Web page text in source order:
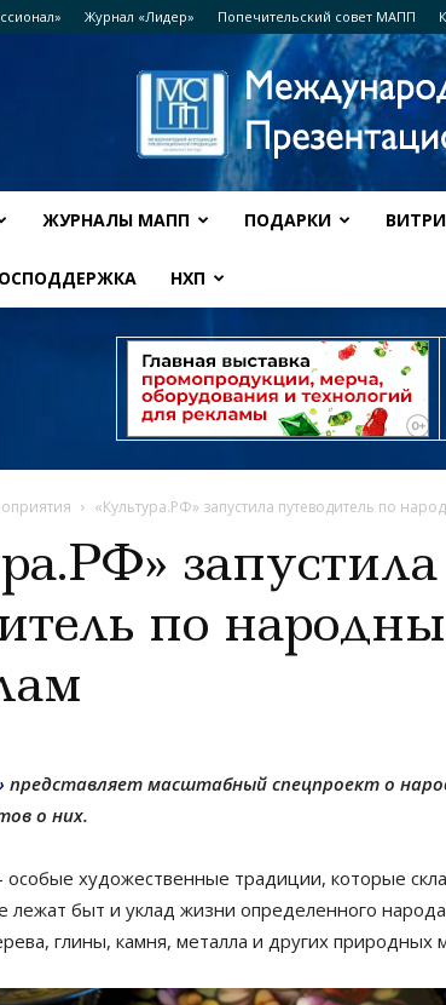
Журнал «Лидер» Попечительский совет МАПП
ЖУРНАЛЫ МАПП ПОДАРКИ
НХП
«Культура.РФ» запустила путеводитель по
запустила
по
представляет масштабный спецпроект о
о них.
художественные традиции, которые
лежат быт и уклад жизни определенного
глины, камня, металла и других природных